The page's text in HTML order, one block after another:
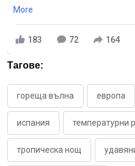
More
183 72 164
Тагове:
гореща вълна европа
испания температурни
тропическа нощ